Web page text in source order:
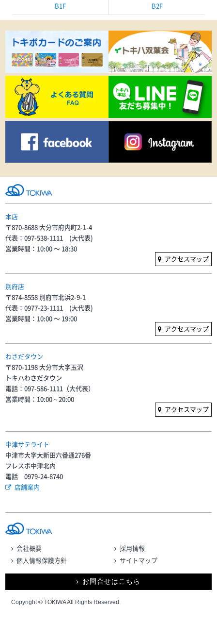
B1F B2F
本店
〒870-8688 大分市府内町2-1-4
代表：097-538-1111 (大代表)
営業時間：10:00 〜 18:30
アクセスマップ
別府店
〒874-8558 別府市北浜2-9-1
代表：0977-23-1111 (大代表)
営業時間：10:00 〜 19:00
アクセスマップ
わさだタウン
〒870-1198 大分市大字玉沢
トキハわさだタウン
電話：097-586-1111（大代表）
営業時間：10:00～20:00
アクセスマップ
中津サテライト
中津市大字大新田六番通276番
フレスポ中津北内
電話 0979-24-8740
店舗案内
会社概要
採用情報
個人情報保護方針
サイトマップ
お問合せはこちら
Copyright © TOKIWA All Rights Reserved.